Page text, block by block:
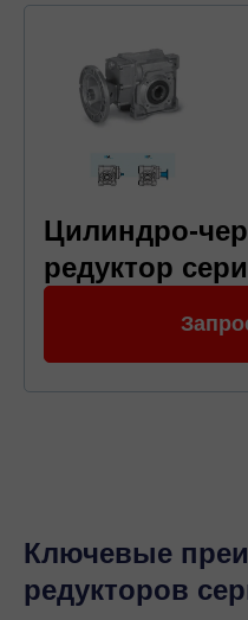
Цилиндро-
редуктор
Ключевые
редукторов